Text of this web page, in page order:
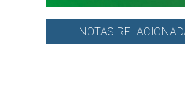
NOTAS